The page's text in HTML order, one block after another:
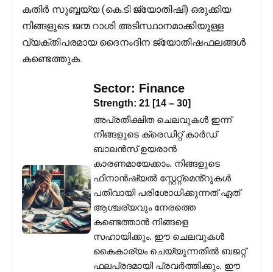
കതിര്‍ സുബ്ബയ്യ (കെ.ടി ജ്യോതിഷി) ഒരുക്കിയ
നിങ്ങളുടെ ജന്മ റാശി അടിസ്ഥാനമാക്കിയുള്ള
വ്യക്തിപരമായ ദൈനംദിന ജ്യോതിഷഫലങ്ങള്‍
കണ്ടെത്തുക.
Sector: Finance
Strength: 21 [14 – 30]
അപ്രതീക്ഷിത ചെലവുകൾ ഇന്ന്
നിങ്ങളുടെ ക്രെഡിറ്റ് കാർഡ്
ബാലൻസ് ഉയരാൻ
കാരണമായേക്കാം. നിങ്ങളുടെ
ഫിനാൻഷ്യൽ സ്റ്റേറ്റ്‌മെൻ്റുകൾ
പതിവായി പരിശോധിക്കുന്നത് ഏത്
ആശ്ചര്യവും നേരത്തെ
കണ്ടെത്താൻ നിങ്ങളെ
സഹായിക്കും. ഈ ചെലവുകൾ
കൈകാര്യം ചെയ്യുന്നതിൽ ബജറ്റ്
ഫലപ്രദമായി പ്രവർത്തിക്കും. ഈ